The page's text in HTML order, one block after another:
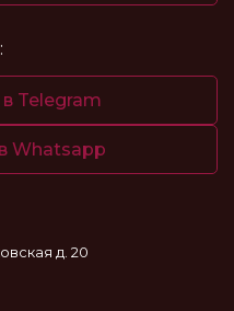
Telegram
Whatsapp
д. 20